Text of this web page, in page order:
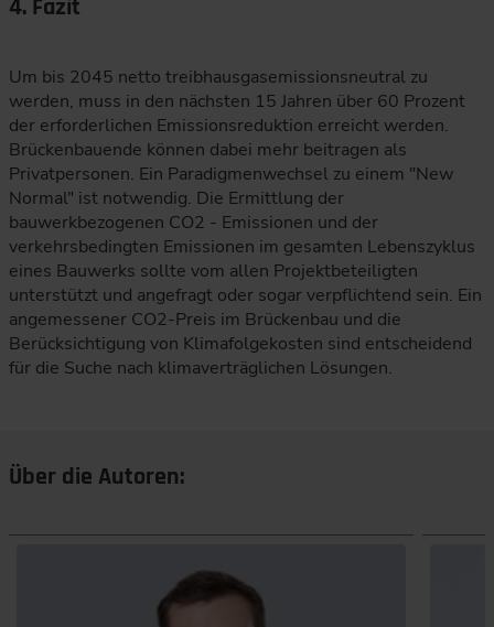
4. Fazit
Um bis 2045 netto treibhausgasemissionsneutral zu
werden, muss in den nächsten 15 Jahren über 60 Prozent
der erforderlichen Emissionsreduktion erreicht werden.
Brückenbauende können dabei mehr beitragen als
Privatpersonen. Ein Paradigmenwechsel zu einem "New
Normal" ist notwendig. Die Ermittlung der
bauwerkbezogenen CO2 - Emissionen und der
verkehrsbedingten Emissionen im gesamten Lebenszyklus
eines Bauwerks sollte vom allen Projektbeteiligten
unterstützt und angefragt oder sogar verpflichtend sein. Ein
angemessener CO2-Preis im Brückenbau und die
Berücksichtigung von Klimafolgekosten sind entscheidend
für die Suche nach klimaverträglichen Lösungen.
Über die Autoren: